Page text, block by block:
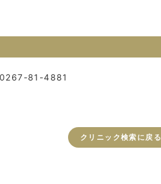
0267-81-4881
クリニック検索に戻る